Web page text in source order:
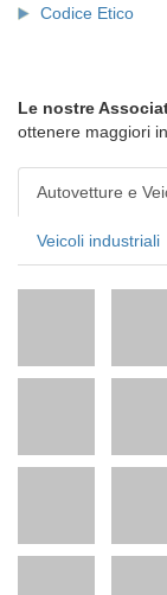
Codice Etico
Le nostre
ottenere maggiori
Autovetture e
Veicoli industriali